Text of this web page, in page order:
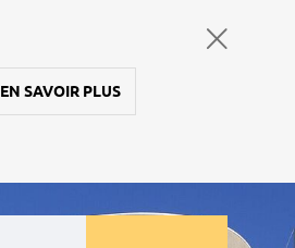
EN SAVOIR PLUS